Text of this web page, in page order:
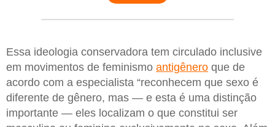
Essa ideologia conservadora tem circulado inclusive
em movimentos de feminismo antigênero que de
acordo com a especialista “reconhecem que sexo é
diferente de gênero, mas — e esta é uma distinção
importante — eles localizam o que constitui ser